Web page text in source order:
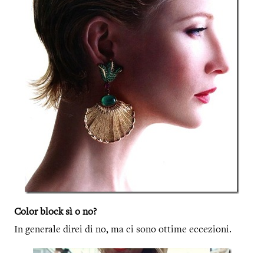
Color block sì o no?
In generale direi di no, ma ci sono ottime eccezioni.